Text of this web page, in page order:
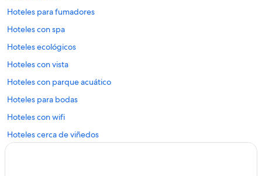
Hoteles para fumadores
Hoteles con spa
Hoteles ecológicos
Hoteles con vista
Hoteles con parque acuático
Hoteles para bodas
Hoteles con wifi
Hoteles cerca de viñedos